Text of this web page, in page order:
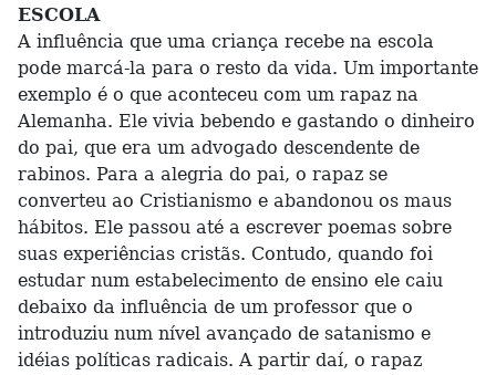
ESCOLA
A influência que uma criança recebe na escola
pode marcá-la para o resto da vida. Um importante
exemplo é o que aconteceu com um rapaz na
Alemanha. Ele vivia bebendo e gastando o dinheiro
do pai, que era um advogado descendente de
rabinos. Para a alegria do pai, o rapaz se
converteu ao Cristianismo e abandonou os maus
hábitos. Ele passou até a escrever poemas sobre
suas experiências cristãs. Contudo, quando foi
estudar num estabelecimento de ensino ele caiu
debaixo da influência de um professor que o
introduziu num nível avançado de satanismo e
idéias políticas radicais. A partir daí, o rapaz